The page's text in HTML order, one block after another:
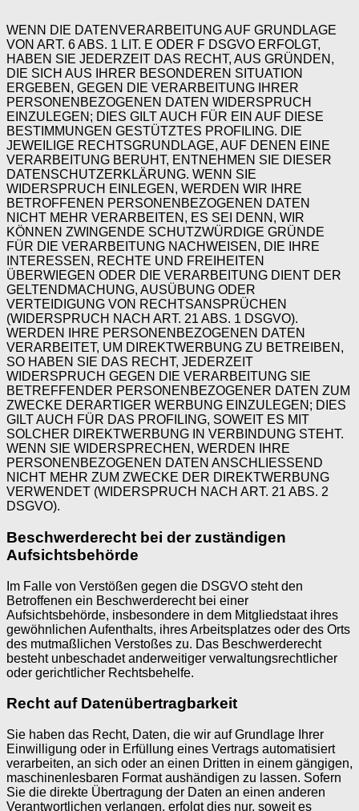
WENN DIE DATENVERARBEITUNG AUF GRUNDLAGE
VON ART. 6 ABS. 1 LIT. E ODER F DSGVO ERFOLGT,
HABEN SIE JEDERZEIT DAS RECHT, AUS GRÜNDEN,
DIE SICH AUS IHRER BESONDEREN SITUATION
ERGEBEN, GEGEN DIE VERARBEITUNG IHRER
PERSONENBEZOGENEN DATEN WIDERSPRUCH
EINZULEGEN; DIES GILT AUCH FÜR EIN AUF DIESE
BESTIMMUNGEN GESTÜTZTES PROFILING. DIE
JEWEILIGE RECHTSGRUNDLAGE, AUF DENEN EINE
VERARBEITUNG BERUHT, ENTNEHMEN SIE DIESER
DATENSCHUTZERKLÄRUNG. WENN SIE
WIDERSPRUCH EINLEGEN, WERDEN WIR IHRE
BETROFFENEN PERSONENBEZOGENEN DATEN
NICHT MEHR VERARBEITEN, ES SEI DENN, WIR
KÖNNEN ZWINGENDE SCHUTZWÜRDIGE GRÜNDE
FÜR DIE VERARBEITUNG NACHWEISEN, DIE IHRE
INTERESSEN, RECHTE UND FREIHEITEN
ÜBERWIEGEN ODER DIE VERARBEITUNG DIENT DER
GELTENDMACHUNG, AUSÜBUNG ODER
VERTEIDIGUNG VON RECHTSANSPRÜCHEN
(WIDERSPRUCH NACH ART. 21 ABS. 1 DSGVO).
WERDEN IHRE PERSONENBEZOGENEN DATEN
VERARBEITET, UM DIREKTWERBUNG ZU BETREIBEN,
SO HABEN SIE DAS RECHT, JEDERZEIT
WIDERSPRUCH GEGEN DIE VERARBEITUNG SIE
BETREFFENDER PERSONENBEZOGENER DATEN ZUM
ZWECKE DERARTIGER WERBUNG EINZULEGEN; DIES
GILT AUCH FÜR DAS PROFILING, SOWEIT ES MIT
SOLCHER DIREKTWERBUNG IN VERBINDUNG STEHT.
WENN SIE WIDERSPRECHEN, WERDEN IHRE
PERSONENBEZOGENEN DATEN ANSCHLIESSEND
NICHT MEHR ZUM ZWECKE DER DIREKTWERBUNG
VERWENDET (WIDERSPRUCH NACH ART. 21 ABS. 2
DSGVO).
Beschwerderecht bei der zuständigen
Aufsichtsbehörde
Im Falle von Verstößen gegen die DSGVO steht den
Betroffenen ein Beschwerderecht bei einer
Aufsichtsbehörde, insbesondere in dem Mitgliedstaat ihres
gewöhnlichen Aufenthalts, ihres Arbeitsplatzes oder des Orts
des mutmaßlichen Verstoßes zu. Das Beschwerderecht
besteht unbeschadet anderweitiger verwaltungsrechtlicher
oder gerichtlicher Rechtsbehelfe.
Recht auf Datenübertragbarkeit
Sie haben das Recht, Daten, die wir auf Grundlage Ihrer
Einwilligung oder in Erfüllung eines Vertrags automatisiert
verarbeiten, an sich oder an einen Dritten in einem gängigen,
maschinenlesbaren Format aushändigen zu lassen. Sofern
Sie die direkte Übertragung der Daten an einen anderen
Verantwortlichen verlangen, erfolgt dies nur, soweit es